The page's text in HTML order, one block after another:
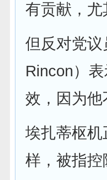
有贡献，
但反对党
Rincon）
效，因为
埃扎蒂枢
样，被指